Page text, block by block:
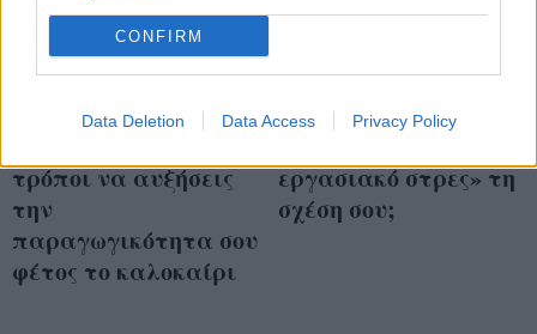
CONFIRM
Data Deletion Data Access Privacy Policy
Εργάζεσαι από το
τρόποι να αυξήσεις
την
παραγωγικότητα σου
φέτος το καλοκαίρι
Επηρεάζει το
εργασιακό στρες» τη
σχέση σου;